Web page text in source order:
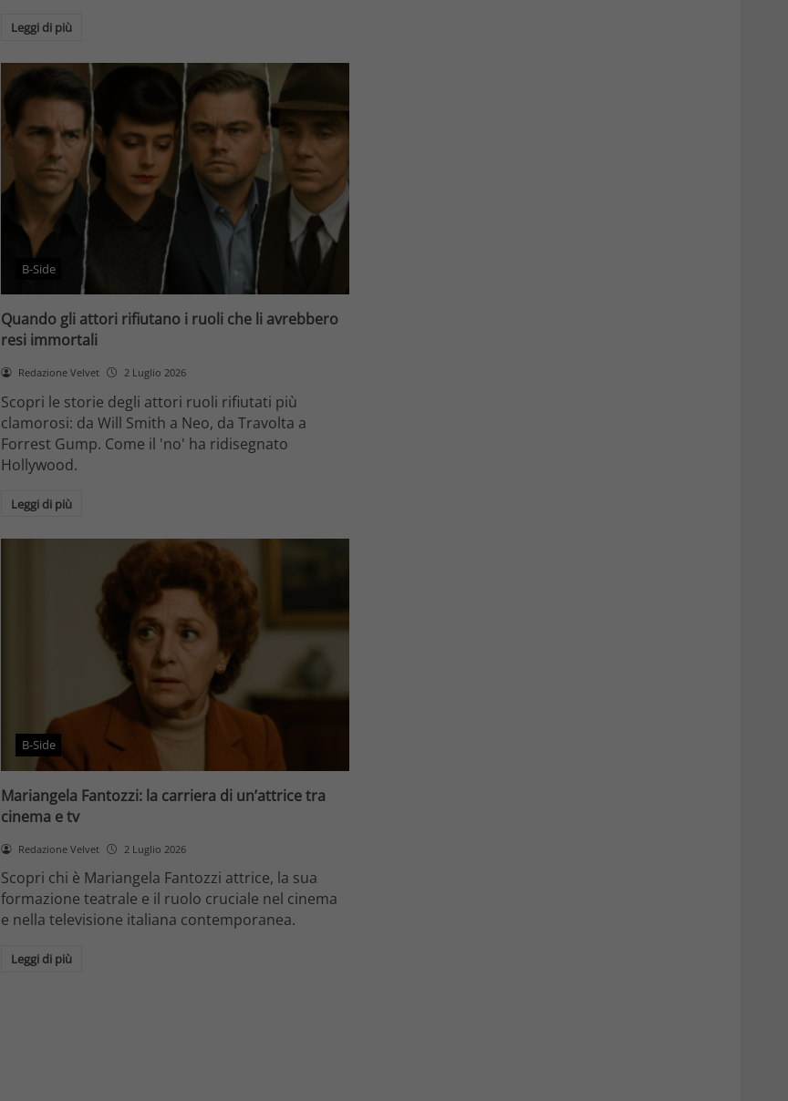
Leggi di più
B-Side
Quando gli attori rifiutano i ruoli che li avrebbero
resi immortali
Redazione Velvet 2 Luglio 2026
Scopri le storie degli attori ruoli rifiutati più
clamorosi: da Will Smith a Neo, da Travolta a
Forrest Gump. Come il 'no' ha ridisegnato
Hollywood.
Leggi di più
B-Side
Mariangela Fantozzi: la carriera di un’attrice tra
cinema e tv
Redazione Velvet 2 Luglio 2026
Scopri chi è Mariangela Fantozzi attrice, la sua
formazione teatrale e il ruolo cruciale nel cinema
e nella televisione italiana contemporanea.
Leggi di più